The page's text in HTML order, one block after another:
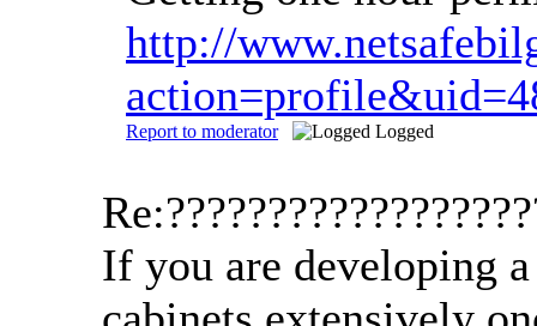
http://
Report to moderator Logged
If you are developing